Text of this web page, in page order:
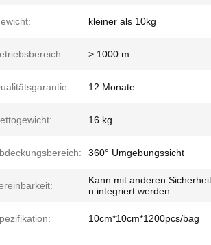
kleiner als 10kg
> 1000 m
12 Monate
16 kg
360° Umgebungssicht
Kann mit anderen
n integriert werden
10cm*10cm*1200pcs/bag